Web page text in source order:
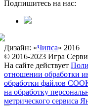
Подпишитесь на нас:
Дизайн: «Чипса» 2016
© 2016-2023 Игра
На сайте действует
отношении обработки
обработки файлов
на обработку
метрического сервиса